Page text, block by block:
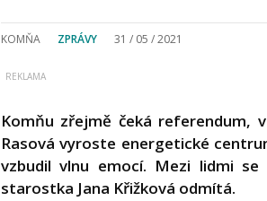
KOMŇA ZPRÁVY 31 / 05 / 2021
Komňu zřejmě čeká referendum,
Rasová vyroste energetické
vzbudil vlnu emocí. Mezi lidmi
starostka Jana Křižková odmítá.